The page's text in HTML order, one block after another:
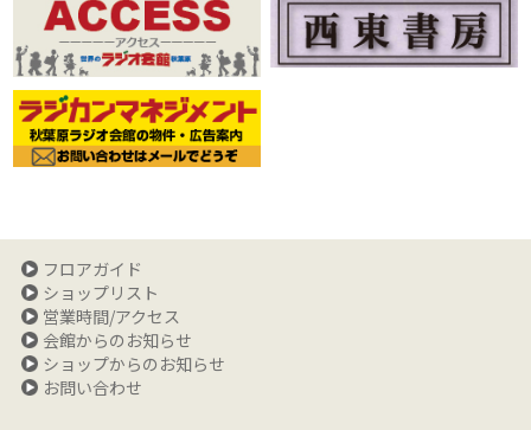
フロアガイド
ショップリスト
営業時間/アクセス
会館からのお知らせ
ショップからのお知らせ
お問い合わせ